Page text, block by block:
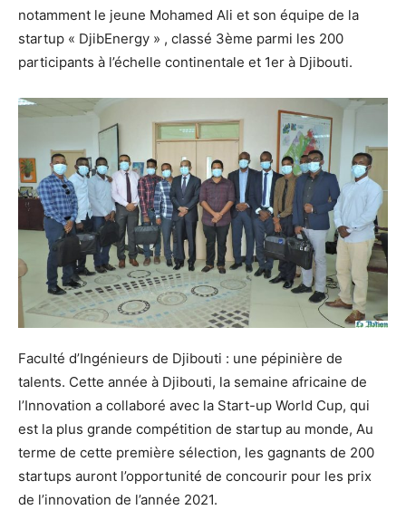
notamment le jeune Mohamed Ali et son équipe de la
startup « DjibEnergy » , classé 3ème parmi les 200
participants à l’échelle continentale et 1er à Djibouti.
Faculté d’Ingénieurs de Djibouti : une pépinière de
talents. Cette année à Djibouti, la semaine africaine de
l’Innovation a collaboré avec la Start-up World Cup, qui
est la plus grande compétition de startup au monde, Au
terme de cette première sélection, les gagnants de 200
startups auront l’opportunité de concourir pour les prix
de l’innovation de l’année 2021.